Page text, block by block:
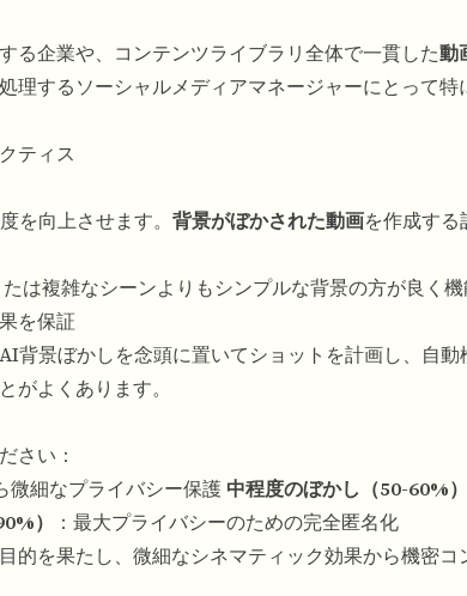
る企業や、コンテンツライブラリ全体で一貫した動
理するソーシャルメディアマネージャーにとって特
ティス
を向上させます。 背景がぼかされた動画を作成する
は複雑なシーンよりもシンプルな背景の方が良く
を保証
AI背景ぼかしを念頭に置いてショットを計画し、自
がよくあります。
さい：
微細なプライバシー保護 中程度のぼかし（50-60%）
）
：最大プライバシーのための完全匿名化
的を果たし、微細なシネマティック効果から機密コ